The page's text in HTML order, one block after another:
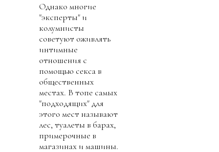
Однако многие
"эксперты" и
колумнисты
советуют оживлять
интимные
отношения с
помощью секса в
общественных
местах. В топе самых
"подходящих" для
этого мест называют
лес, туалеты в барах,
примерочные в
магазинах и машины.